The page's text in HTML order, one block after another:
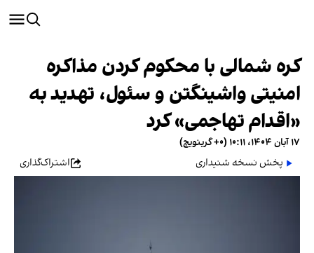
کره شمالی با محکوم کردن مذاکره
امنیتی واشینگتن و سئول، تهدید به
«اقدام تهاجمی» کرد
۱۷ آبان ۱۴۰۴، ۱۰:۱۱ (‎+۰ گرینویچ)
پخش نسخه شنیداری
اشتراک‌گذاری